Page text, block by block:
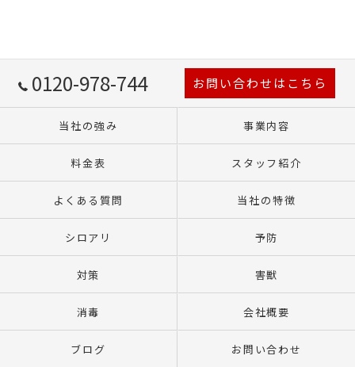
0120-978-744 お問い合わせはこちら
当社の強み 事業内容
料金表 スタッフ紹介
よくある質問 当社の特徴
シロアリ 予防
対策 害獣
消毒 会社概要
ブログ お問い合わせ